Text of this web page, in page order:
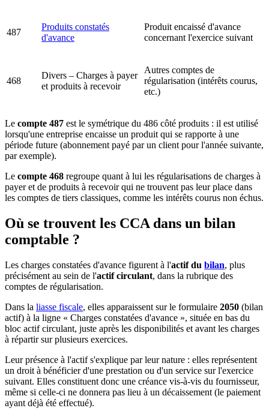
487
Produits constatés
d'avance
Produit encaissé d'avance
concernant l'exercice suivant
468
Divers – Charges à payer
et produits à recevoir
Autres comptes de
régularisation (intérêts courus,
etc.)
Le compte 487 est le symétrique du 486 côté produits : il est utilisé
lorsqu'une entreprise encaisse un produit qui se rapporte à une
période future (abonnement payé par un client pour l'année suivante,
par exemple).
Le compte 468 regroupe quant à lui les régularisations de charges à
payer et de produits à recevoir qui ne trouvent pas leur place dans
les comptes de tiers classiques, comme les intérêts courus non échus.
Où se trouvent les CCA dans un bilan
comptable ?
Les charges constatées d'avance figurent à l'actif du bilan, plus
précisément au sein de l'actif circulant, dans la rubrique des
comptes de régularisation.
Dans la liasse fiscale, elles apparaissent sur le formulaire 2050 (bilan
actif) à la ligne « Charges constatées d'avance », située en bas du
bloc actif circulant, juste après les disponibilités et avant les charges
à répartir sur plusieurs exercices.
Leur présence à l'actif s'explique par leur nature : elles représentent
un droit à bénéficier d'une prestation ou d'un service sur l'exercice
suivant. Elles constituent donc une créance vis-à-vis du fournisseur,
même si celle-ci ne donnera pas lieu à un décaissement (le paiement
ayant déjà été effectué).